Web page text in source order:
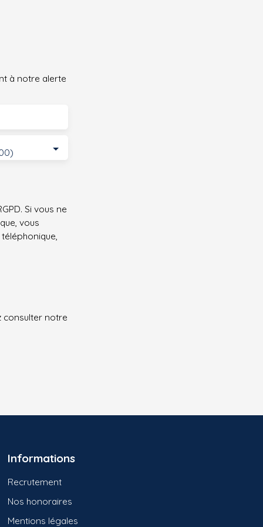
à notre alerte
Si vous ne
vous
consulter notre
Informations
Recrutement
Nos honoraires
Mentions légales